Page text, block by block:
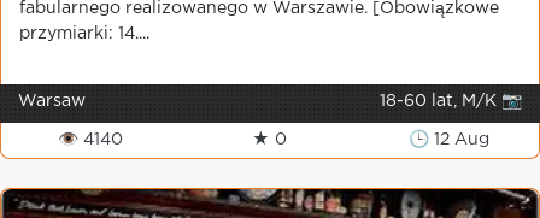
fabularnego realizowanego w Warszawie. [Obowiązkowe
przymiarki: 14....
Warsaw 18-60 lat, M/K 📷
👁 4140 ★ 0 🕒 12 Aug